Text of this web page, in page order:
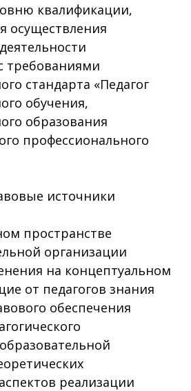
квалификации,
осуществления
требованиями
стандарта «Педагог
обучения,
образования
профессионального
источники
пространстве
организации
на концептуальном
от педагогов знания
обеспечения
реализации